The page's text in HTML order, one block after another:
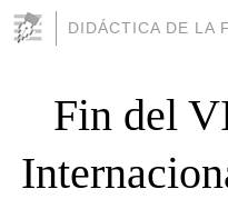
DIDÁCTICA DE LA
Fin del